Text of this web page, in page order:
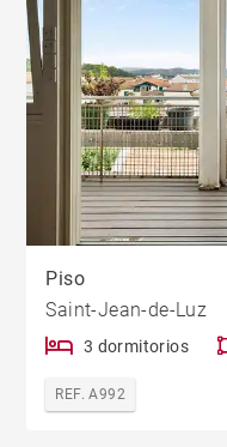
Piso
Saint-Jean-de-Luz
3 dormitorios
REF. A992